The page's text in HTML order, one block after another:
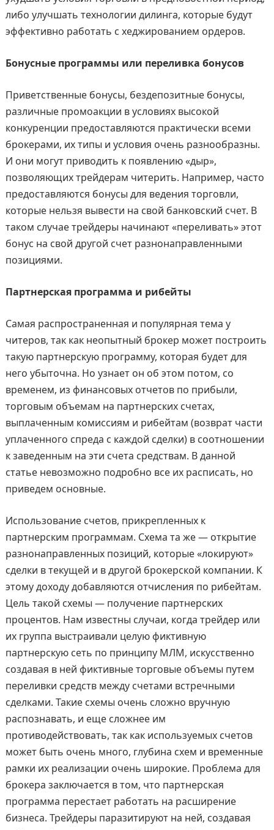
либо улучшать технологии дилинга, которые будут
эффективно работать с хеджированием ордеров.
Бонусные программы или переливка бонусов
Приветственные бонусы, бездепозитные бонусы,
различные промоакции в условиях высокой
конкуренции предоставляются практически всеми
брокерами, их типы и условия очень разнообразны.
И они могут приводить к появлению «дыр»,
позволяющих трейдерам читерить. Например, часто
предоставляются бонусы для ведения торговли,
которые нельзя вывести на свой банковский счет. В
таком случае трейдеры начинают «переливать» этот
бонус на свой другой счет разнонаправленными
позициями.
Партнерская программа и рибейты
Самая распространенная и популярная тема у
читеров, так как неопытный брокер может построить
такую партнерскую программу, которая будет для
него убыточна. Но узнает он об этом потом, со
временем, из финансовых отчетов по прибыли,
торговым объемам на партнерских счетах,
выплаченным комиссиям и рибейтам (возврат части
уплаченного спреда с каждой сделки) в соотношении
к заведенным на эти счета средствам. В данной
статье невозможно подробно все их расписать, но
приведем основные.
Использование счетов, прикрепленных к
партнерским программам. Схема та же — открытие
разнонаправленных позиций, которые «локируют»
сделки в текущей и в другой брокерской компании. К
этому доходу добавляются отчисления по рибейтам.
Цель такой схемы — получение партнерских
процентов. Нам известны случаи, когда трейдер или
их группа выстраивали целую фиктивную
партнерскую сеть по принципу МЛМ, искусственно
создавая в ней фиктивные торговые объемы путем
переливки средств между счетами встречными
сделками. Такие схемы очень сложно вручную
распознавать, и еще сложнее им
противодействовать, так как используемых счетов
может быть очень много, глубина схем и временные
рамки их реализации очень широкие. Проблема для
брокера заключается в том, что партнерская
программа перестает работать на расширение
бизнеса. Трейдеры паразитируют на ней, создавая